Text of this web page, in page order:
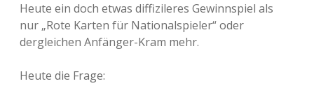
Heute ein doch etwas diffizileres Gewinnspiel als
nur „Rote Karten für Nationalspieler“ oder
dergleichen Anfänger-Kram mehr.
Heute die Frage: